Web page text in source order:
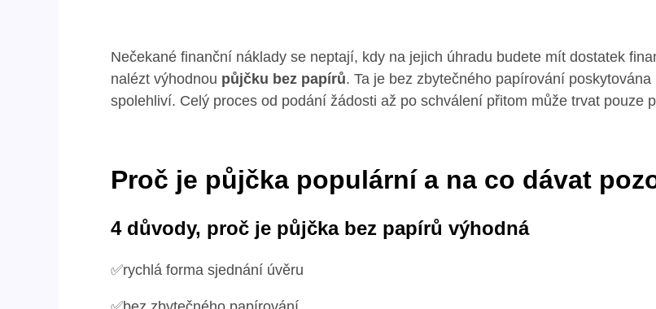
Nečekané finanční náklady se neptají, kdy na jejich úhradu budete mít dostatek
nalézt výhodnou půjčku bez papírů. Ta je bez zbytečného papírování
spolehliví. Celý proces od podání žádosti až po schválení přitom může trvat pouze
Proč je půjčka populární a na co dávat
4 důvody, proč je půjčka bez papírů výhodná
✅rychlá forma sjednání úvěru